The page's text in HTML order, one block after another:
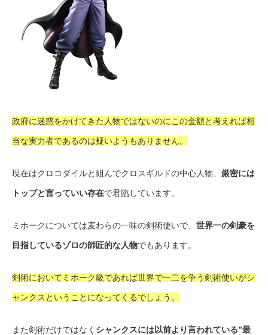
政府に迷惑をかけてきた人物ではないのにこの金額と考えれば相
当な実力者であるのは疑いようもありません。
現在はクロコダイルと組んでクロスギルドの中心人物、 厳密には
トップと言っていい存在で君臨しています。
ミホークについては麦わらの一味の剣術使いで、 世界一の剣豪を
目指しているゾロの師匠的な人物でもあります。
剣術においてミホーク級であれば世界で一二を争う剣術使いがシ
ャンクスということになってくるでしょう。
また剣術だけではなく シャンクスには以前より言われている”最